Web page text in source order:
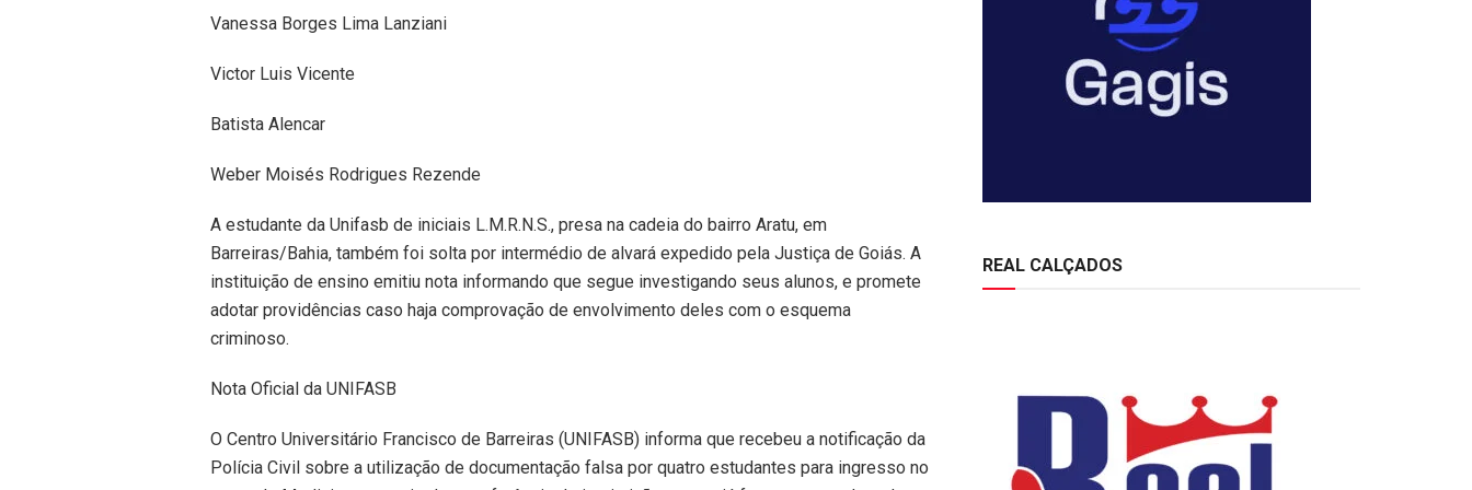
Vanessa Borges Lima Lanziani
Victor Luis Vicente
Batista Alencar
Weber Moisés Rodrigues Rezende
A estudante da Unifasb de iniciais L.M.R.N.S., presa na cadeia do bairro Aratu, em
Barreiras/Bahia, também foi solta por intermédio de alvará expedido pela Justiça de Goiás. A
instituição de ensino emitiu nota informando que segue investigando seus alunos, e promete
adotar providências caso haja comprovação de envolvimento deles com o esquema
criminoso.
Nota Oficial da UNIFASB
O Centro Universitário Francisco de Barreiras (UNIFASB) informa que recebeu a notificação da
Polícia Civil sobre a utilização de documentação falsa por quatro estudantes para ingresso no
REAL CALÇADOS